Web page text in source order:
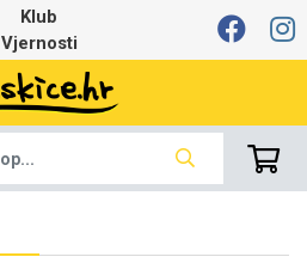
Klub
Vjernosti
memorijske kartice